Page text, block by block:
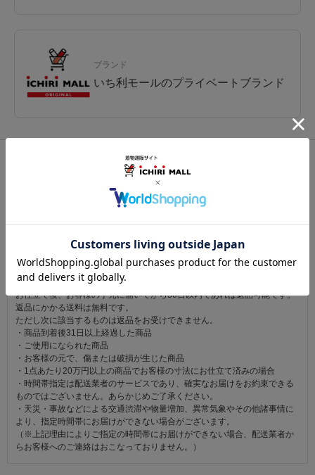
ブランド
いち利モールのプライベートブランド
/半衿 刺繍
この商品を見た人は
こちらの商品も見ています
注意事項
お仕立て後、お客様の手元に届いてから30日以内であれば返品可能です。
返品にかかる送料は無料です。
ただし次に該当するものは返品をお受けできません。
・商品到着後31日以上経過した商品
・ご使用になられた商品
・お客様の元で、傷または破損が生じた商品
・1点あたり20万円以上の商品でお客様の寸法にお仕立て済みの場合
・時間帯指定は配送業者のサービスであり、確実なお届けをお約束できる
ものではございません。あらかじめご了承ください。
・天災・事故などによる交通渋滞や物量増加、異常気象やその他諸事情に
より、指定時間帯にお届けができない場合がございます。
（※上記理由によりご指定の時間帯にお届けができない場合、配送業者か
らお客様へのご連絡はおこなっておりません。）